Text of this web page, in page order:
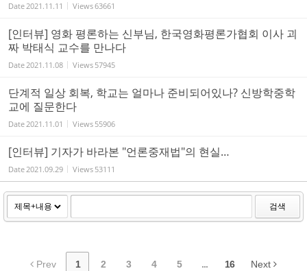
Date2021.11.11 Views63661
[인터뷰] 영화 평론하는 신부님, 한국영화평론가협회 이사 괴
짜 박태식 교수를 만나다
Date2021.11.08 Views 57945
단계적 일상 회복, 학교는 얼마나 준비되어있나? 신방학중학
교에 질문한다
Date2021.11.01 Views 55906
[인터뷰] 기자가 바라본 "언론중재법"의 현실…
Date2021.09.29 Views 53111
검색
Prev 1 2 3 4 5 ... 16 Next